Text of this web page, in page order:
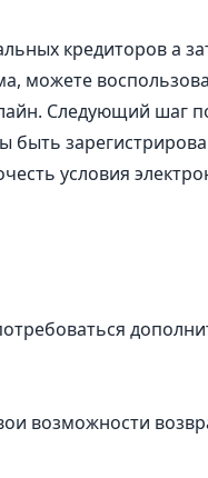
кредиторов а
можете
Следующий шаг
быть
условия
возможности